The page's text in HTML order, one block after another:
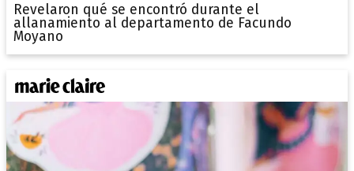
Revelaron qué se encontró durante el
allanamiento al departamento de Facundo
Moyano